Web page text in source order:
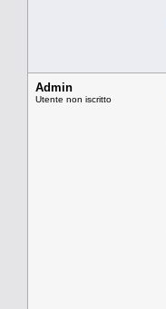
Admin
Utente non iscritto